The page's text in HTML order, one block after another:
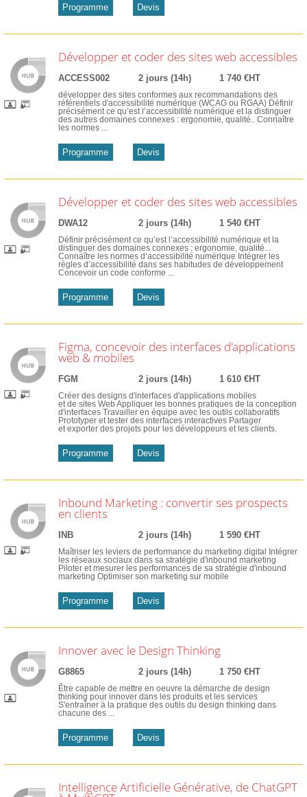
Programme Devis
Développer et coder des sites web accessibles
ACCESS002 2 jours (14h) 1 740 €HT
développer des sites conformes aux recommandations des
référentiels d'accessibilité numérique (WCAG ou RGAA) Définir
précisément ce qu’est l’accessibilité numérique et la distinguer
des autres domaines connexes : ergonomie, qualité.. Connaître
les normes ...
Programme Devis
Développer et coder des sites web accessibles
DWA12 2 jours (14h) 1 540 €HT
Définir précisément ce qu’est l’accessibilité numérique et la
distinguer des domaines connexes : ergonomie, qualité...
Connaître les normes d’accessibilité numérique Intégrer les
règles d’accessibilité dans ses habitudes de développement
Concevoir un code conforme ...
Programme Devis
Figma, concevoir des interfaces d'applications
web & mobiles
FGM 2 jours (14h) 1 610 €HT
Créer des designs d'interfaces d'applications mobiles
et de sites Web Appliquer les bonnes pratiques de la conception
d'interfaces Travailler en équipe avec les outils collaboratifs
Prototyper et tester des interfaces interactives Partager
et exporter des projets pour les développeurs et les clients.
Programme Devis
Inbound Marketing : convertir ses prospects
en clients
INB 2 jours (14h) 1 590 €HT
Maîtriser les leviers de performance du marketing digital Intégrer
les réseaux sociaux dans sa stratégie d'inbound marketing
Piloter et mesurer les performances de sa stratégie d'inbound
marketing Optimiser son marketing sur mobile
Programme Devis
Innover avec le Design Thinking
G8865 2 jours (14h) 1 750 €HT
Être capable de mettre en oeuvre la démarche de design
thinking pour innover dans les produits et les services
S'entraîner à la pratique des outils du design thinking dans
chacune des ...
Programme Devis
Intelligence Artificielle Générative, de ChatGPT